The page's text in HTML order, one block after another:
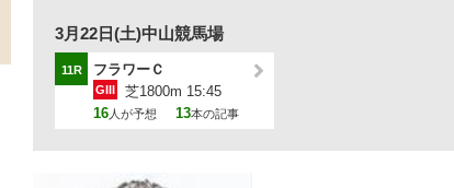
3月22日(土)中山競馬場
11R フラワーＣ
GIII
芝1800m 15:45
16 人が予想 13本の記事